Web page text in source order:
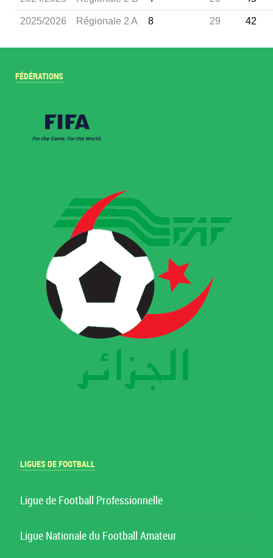
2025/2026 Régionale 2 A 8 29 42
FÉDÉRATIONS
LIGUES DE FOOTBALL
Ligue de Football Professionnelle
Ligue Nationale du Football Amateur